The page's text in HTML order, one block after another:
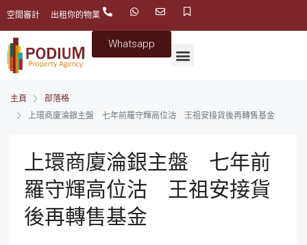
空間審計 出租你的物業
Whatsapp
主頁
部落格
上環商廈淪銀主盤 七年前羅守輝高位沽 王祖安接貨後再轉售基金
上環商廈淪銀主盤 七年前
羅守輝高位沽 王祖安接貨
後再轉售基金